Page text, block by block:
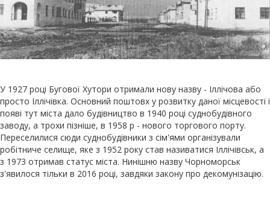
У 1927 році Бугової Хутори отримали нову назву - Іллічова або
просто Іллічівка. Основний поштовх у розвитку даної місцевості і
появі тут міста дало будівництво в 1940 році суднобудівного
заводу, а трохи пізніше, в 1958 р - нового торгового порту.
Переселилися сюди суднобудівники з сім'ями організували
робітниче селище, яке з 1952 року став називатися Іллічівськ, а
з 1973 отримав статус міста. Нинішню назву Чорноморськ
з'явилося тільки в 2016 році, завдяки закону про декомунізацію.